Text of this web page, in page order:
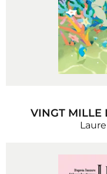
VINGT MILLE